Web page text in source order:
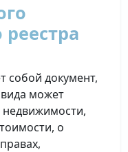
реестра
собой документ,
может
недвижимости,
о